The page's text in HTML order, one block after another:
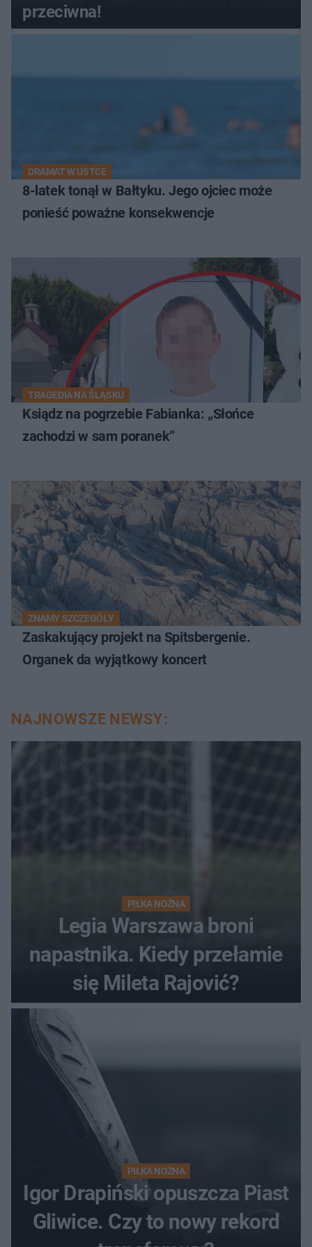
przeciwna!
DRAMAT W USTCE
8-latek tonął w Bałtyku. Jego ojciec może
ponieść poważne konsekwencje
TRAGEDIA NA ŚLĄSKU
Ksiądz na pogrzebie Fabianka: „Słońce
zachodzi w sam poranek”
ZNAMY SZCZEGÓŁY
Zaskakujący projekt na Spitsbergenie.
Organek da wyjątkowy koncert
NAJNOWSZE NEWSY:
PIŁKA NOŻNA
Legia Warszawa broni
napastnika. Kiedy przełamie
się Mileta Rajović?
PIŁKA NOŻNA
Igor Drapiński opuszcza Piast
Gliwice. Czy to nowy rekord